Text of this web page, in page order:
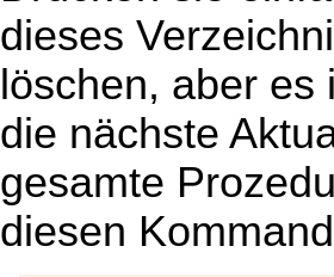
dieses
löschen, aber es
die nächste
gesamte
diesen